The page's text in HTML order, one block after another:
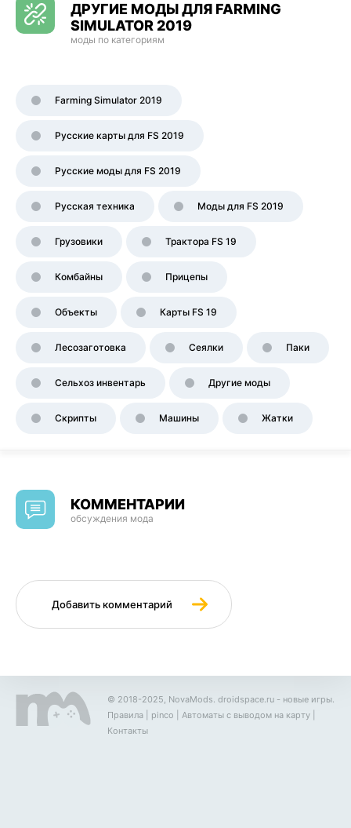
ДРУГИЕ МОДЫ ДЛЯ FARMING
SIMULATOR 2019
моды по категориям
Farming Simulator 2019
Русские карты для FS 2019
Русские моды для FS 2019
Русская техника Моды для FS 2019
Грузовики Трактора FS 19
Комбайны Прицепы
Объекты Карты FS 19
Лесозаготовка Сеялки Паки
Сельхоз инвентарь Другие моды
Скрипты Машины Жатки
КОММЕНТАРИИ
обсуждения мода
Добавить комментарий
© 2018-2025, NovaMods. droidspace.ru - новые игры.
Правила
pinco Автоматы с выводом на карту
Контакты